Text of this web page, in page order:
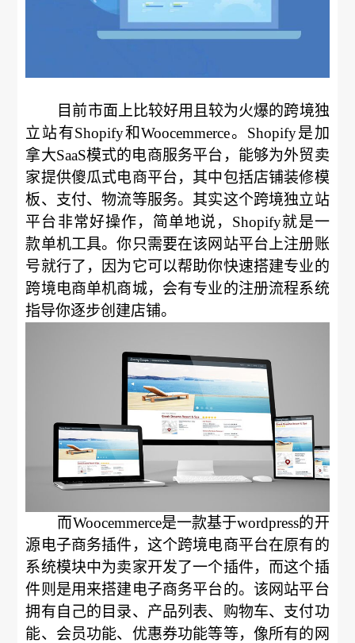
目前市面上比较好用且较为火爆的跨境独
立站有Shopify和Woocemmerce。Shopify是加
拿大SaaS模式的电商服务平台，能够为外贸卖
家提供傻瓜式电商平台，其中包括店铺装修模
板、支付、物流等服务。其实这个跨境独立站
平台非常好操作，简单地说，Shopify就是一
款单机工具。你只需要在该网站平台上注册账
号就行了，因为它可以帮助你快速搭建专业的
跨境电商单机商城，会有专业的注册流程系统
指导你逐步创建店铺。
而Woocemmerce是一款基于wordpress的开
源电子商务插件，这个跨境电商平台在原有的
系统模块中为卖家开发了一个插件，而这个插
件则是用来搭建电子商务平台的。该网站平台
拥有自己的目录、产品列表、购物车、支付功
能、会员功能、优惠券功能等等，像所有的网